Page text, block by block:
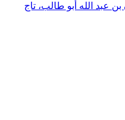
عبد الله أبو طالب، تاج